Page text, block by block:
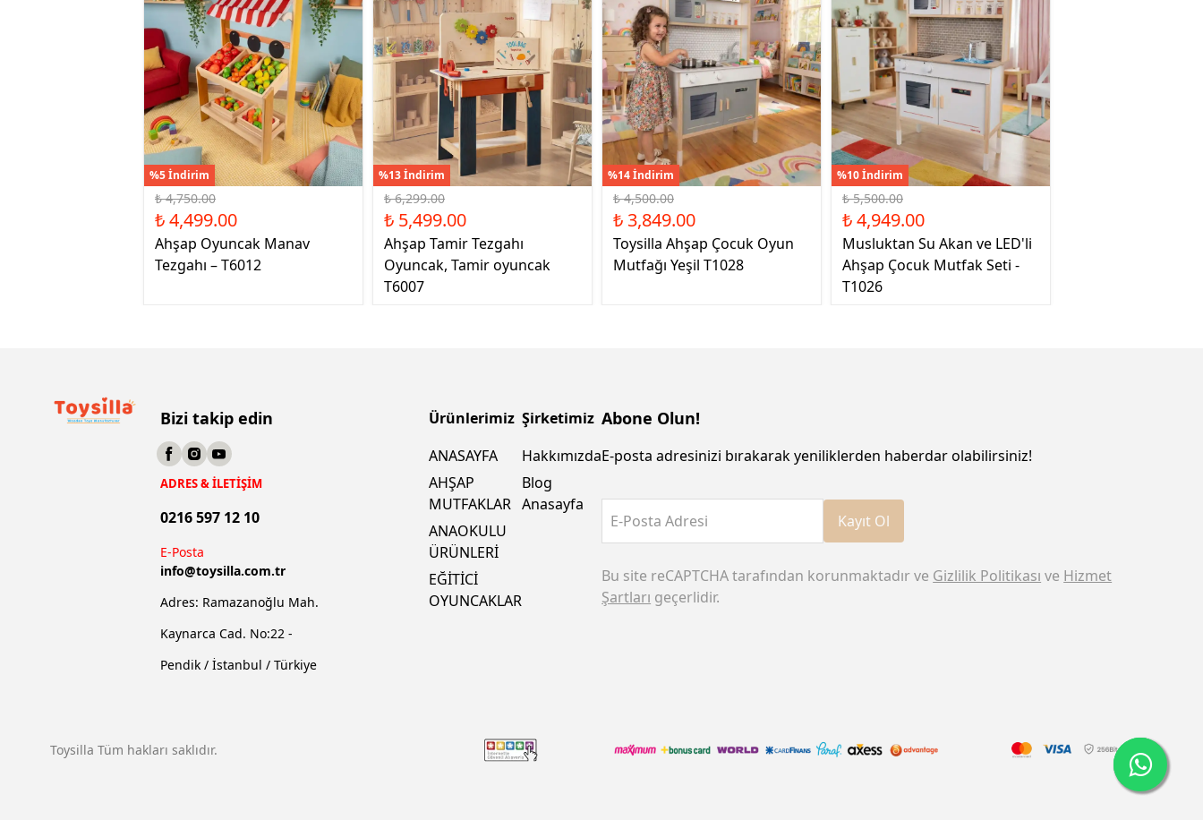
%5 İndirim
₺ 4,750.00
₺ 4,499.00
Ahşap Oyuncak Manav
Tezgahı – T6012
%13 İndirim
₺ 6,299.00
₺ 5,499.00
Ahşap Tamir Tezgahı
Oyuncak, Tamir oyuncak
T6007
%14 İndirim
₺ 4,500.00
₺ 3,849.00
Toysilla Ahşap Çocuk Oyun
Mutfağı Yeşil T1028
%10 İndirim
₺ 5,500.00
₺ 4,949.00
Musluktan Su Akan ve LED'li
Ahşap Çocuk Mutfak Seti -
T1026
Bizi takip edin
ADRES & İLETİŞİM
0216 597 12 10
E-Posta
info@toysilla.com.tr
Adres: Ramazanoğlu Mah.
Kaynarca Cad. No:22 -
Pendik / İstanbul / Türkiye
Ürünlerimiz
ANASAYFA
AHŞAP
MUTFAKLAR
ANAOKULU
ÜRÜNLERİ
EĞİTİCİ
OYUNCAKLAR
Şirketimiz
Hakkımızda
Blog
Anasayfa
Abone Olun!
E-posta adresinizi bırakarak yeniliklerden haberdar olabilirsiniz!
E-Posta Adresi Kayıt Ol
Bu site reCAPTCHA tarafından korunmaktadır ve Gizlilik Politikası ve Hizmet
Şartları geçerlidir.
Toysilla Tüm hakları saklıdır.